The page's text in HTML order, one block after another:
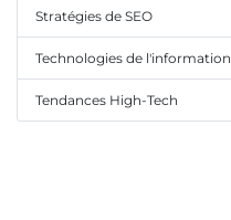
Stratégies de SEO
Technologies de l'information
Tendances High-Tech